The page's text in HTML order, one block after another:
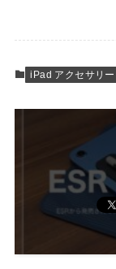
iPad アクセサリー